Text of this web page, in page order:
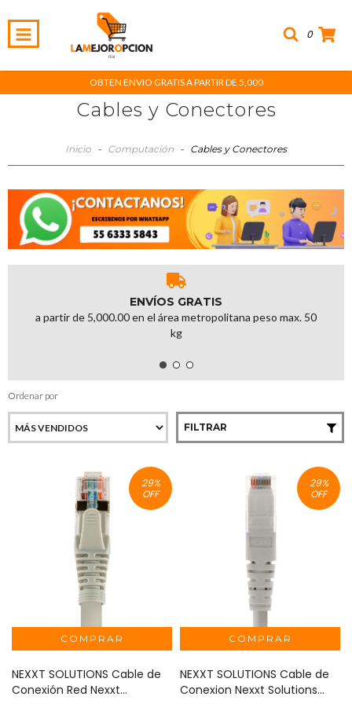
0
OBTEN ENVIO GRATIS A PARTIR DE 5,000
Cables y Conectores
Inicio - Computación - Cables y Conectores
ENVÍOS GRATIS
a partir de 5,000.00 en el área metropolitana peso max. 50
kg
Ordenar por
FILTRAR
29%
OFF
NEXXT SOLUTIONS Cable de
Conexión Red Nexxt
29%
OFF
NEXXT SOLUTIONS Cable de
Conexion Nexxt Solutions